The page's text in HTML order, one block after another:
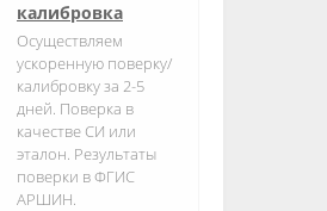
калибровка
Осуществляем
ускоренную поверку/
калибровку за 2-5
дней. Поверка в
качестве СИ или
эталон. Результаты
поверки в ФГИС
АРШИН.